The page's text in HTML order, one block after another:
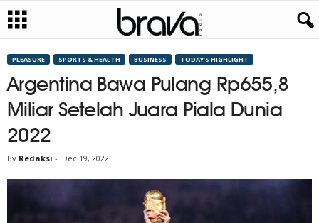
PLEASURE SPORTS & HEALTH BUSINESS TODAY’S HIGHLIGHT
Argentina Bawa Pulang Rp655,8
Miliar Setelah Juara Piala Dunia
2022
By Redaksi - Dec 19, 2022